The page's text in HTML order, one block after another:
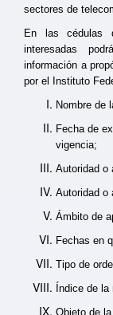
sectores de
En las cédulas
interesadas
información a
por el Instituto
Nombre de
Fecha de
vigencia;
Autoridad o
Autoridad o
Ámbito de
Fechas en
Tipo de
Índice de la
Objeto de